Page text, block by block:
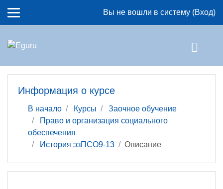
Вы не вошли в систему (Вход)
Информация о курсе
В начало Курсы
Заочное обучение
Право и организация социального
обеспечения
История эзПСО9-13
Описание